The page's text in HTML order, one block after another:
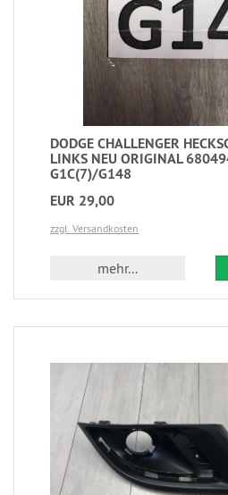
DODGE CHALLENGER
LINKS NEU ORIGINAL
G1C(7)/G148
EUR 29,00
zzgl. Versandkosten
mehr...